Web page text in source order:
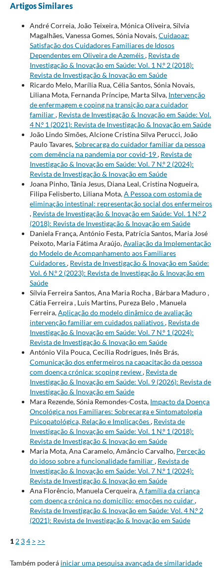
Artigos Similares
André Correia, João Teixeira, Mónica Oliveira, Sílvia
Magalhães, Vanessa Gomes, Sónia Novais,Cuidaoaz:
Satisfação dos Cuidadores Familiares de Idosos
Dependentes em Oliveira de Azeméis, Revista de
Investigação & Inovação em Saúde: Vol. 1 N.º 2 (2018):
Revista de Investigação & Inovação em Saúde
Ricardo Melo, Marília Rua, Célia Santos, Sónia Novais,
Liliana Mota, Fernanda Príncipe, Marta Silva, Intervenção
de enfermagem e coping na transição para cuidador
familiar, Revista de Investigação & Inovação em Saúde: Vol.
4 N.º 1 (2021): Revista de Investigação & Inovação em Saúde
João Lindo Simões, Alcione Cristina Silva Perucci, João
Paulo Tavares,Sobrecarga do cuidador familiar da pessoa
com demência na pandemia por covid-19, Revista de
Investigação & Inovação em Saúde: Vol. 7 N.º 2 (2024):
Revista de Investigação & Inovação em Saúde
Joana Pinho, Tânia Jesus, Diana Leal, Cristina Nogueira,
Filipa Felisberto, Liliana Mota,A Pessoa com ostomia de
eliminação intestinal: representação social dos enfermeiros
, Revista de Investigação & Inovação em Saúde: Vol. 1 N.º 2
(2018): Revista de Investigação & Inovação em Saúde
Daniela França, António Festa, Patrícia Santos, Maria José
Peixoto, Maria Fátima Araújo,Avaliação da Implementação
do Modelo de Acompanhamento aos Familiares
Cuidadores, Revista de Investigação & Inovação em Saúde:
Vol. 6 N.º 2 (2023): Revista de Investigação & Inovação em
Saúde
Sílvia Ferreira Santos, Ana Maria Rocha , Bárbara Maduro ,
Cátia Ferreira , Luis Martins, Pureza Belo , Manuela
Ferreira,Aplicação do modelo dinâmico de avaliação
intervenção familiar em cuidados paliativos, Revista de
Investigação & Inovação em Saúde: Vol. 7 N.º 1 (2024):
Revista de Investigação & Inovação em Saúde
António Vila Pouca, Cecília Rodrigues, Inês Brás,
Comunicação dos enfermeiros na capacitação da pessoa
com doença crónica: scoping review, Revista de
Investigação & Inovação em Saúde: Vol. 9 (2026): Revista de
Investigação & Inovação em Saúde
Mara Rezende, Sónia Remondes-Costa, Impacto da Doença
Oncológica nos Familiares: Sobrecarga e Sintomatologia
Psicopatológica, Relação e Implicações, Revista de
Investigação & Inovação em Saúde: Vol. 1 N.º 1 (2018):
Revista de Investigação & Inovação em Saúde
Maria Mota, Ana Caramelo, Amâncio Carvalho, Perceção
do idoso sobre a funcionalidade familiar, Revista de
Investigação & Inovação em Saúde: Vol. 7 N.º 1 (2024):
Revista de Investigação & Inovação em Saúde
Ana Florêncio, Manuela Cerqueira,A família da criança
com doença crónica no domicílio: emoções no cuidar,
Revista de Investigação & Inovação em Saúde: Vol. 4 N.º 2
(2021): Revista de Investigação & Inovação em Saúde
1 2 34 > >>
Também poderá iniciar uma pesquisa avançada de similaridade